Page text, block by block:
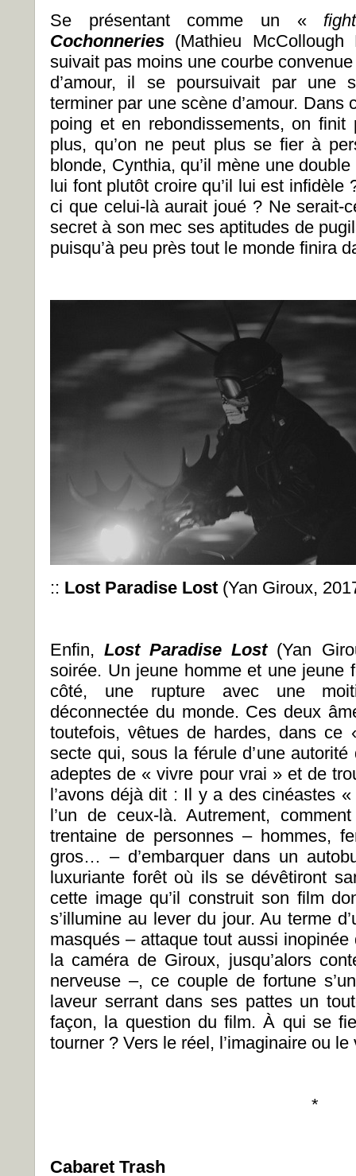
Se présentant comme un «
Cochonneries (Mathieu McCollough
suivait pas moins une courbe
d’amour, il se poursuivait par une
terminer par une scène d’amour.
poing et en rebondissements, on
plus, qu’on ne peut plus se fier à
blonde, Cynthia, qu’il mène une
lui font plutôt croire qu’il lui est
ci que celui-là aurait joué ? Ne serait-
secret à son mec ses aptitudes de
puisqu’à peu près tout le monde finira
:: Lost Paradise Lost (Yan Giroux,
Enfin,Lost Paradise Lost (Yan
soirée. Un jeune homme et une jeune
côté, une rupture avec une
déconnectée du monde. Ces deux
toutefois, vêtues de hardes, dans ce
secte qui, sous la férule d’une
adeptes de « vivre pour vrai » et de
l’avons déjà dit : Il y a des cinéastes
l’un de ceux-là. Autrement,
trentaine de personnes – hommes,
gros… – d’embarquer dans un
luxuriante forêt où ils se dévêtiront
cette image qu’il construit son film
s’illumine au lever du jour. Au terme
masqués – attaque tout aussi inopinée
la caméra de Giroux, jusqu’alors
nerveuse –, ce couple de fortune
laveur serrant dans ses pattes un
façon, la question du film. À qui se
tourner ? Vers le réel, l’imaginaire ou le
*
Cabaret Trash